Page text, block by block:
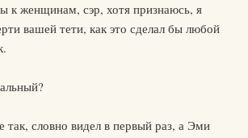
к женщинам, сэр, хотя признаюсь, я
вашей тети, как это сделал бы любой
так, словно видел в первый раз, а Эми